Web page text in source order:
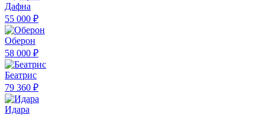
Дафна
55 000 ₽
Оберон
58 000 ₽
Беатрис
79 360 ₽
Идара